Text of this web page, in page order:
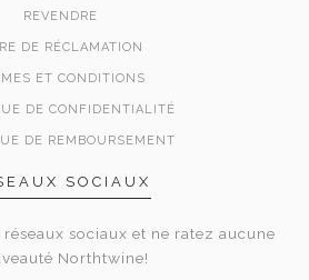
REVENDRE
DE RÉCLAMATION
ET CONDITIONS
DE CONFIDENTIALITÉ
DE REMBOURSEMENT
SOCIAUX
sociaux et ne ratez aucune
Northtwine!